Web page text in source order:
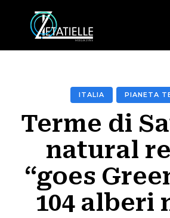
ITALIA PIANETA
Terme di
natural
“goes
104 alberi